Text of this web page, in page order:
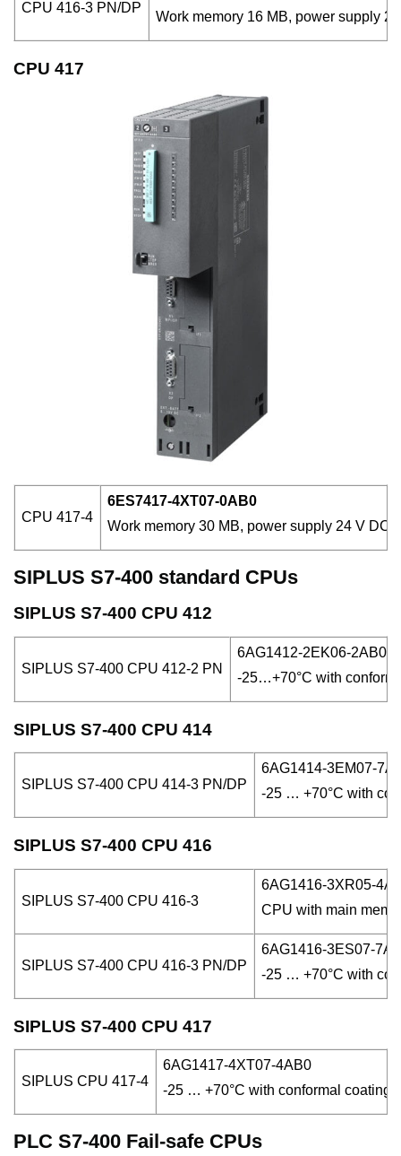
CPU 416-3 PN/DP
Work memory 16 MB, power supply
CPU 417
CPU 417-4
6ES7417-4XT07-0AB0
Work memory 30 MB, power supply 24 V
SIPLUS S7-400 standard CPUs
SIPLUS S7-400 CPU 412
SIPLUS S7-400 CPU 412-2 PN
6AG1412-2EK06-2AB0
-25…+70°C with
SIPLUS S7-400 CPU 414
SIPLUS S7-400 CPU 414-3 PN/DP
6AG1414-3EM07-
-25 … +70°C with
SIPLUS S7-400 CPU 416
SIPLUS S7-400 CPU 416-3
6AG1416-3XR05-
CPU with main
SIPLUS S7-400 CPU 416-3 PN/DP
6AG1416-3ES07-
-25 … +70°C with
SIPLUS S7-400 CPU 417
SIPLUS CPU 417-4
6AG1417-4XT07-4AB0
-25 … +70°C with conformal coating
PLC S7-400 Fail-safe CPUs